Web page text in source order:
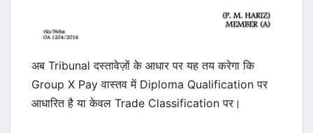
अब Tribunal दस्तावेज़ों के आधार पर यह तय करेगा कि
Group X Pay वास्तव में Diploma Qualification पर
आधारित है या केवल Trade Classification पर।